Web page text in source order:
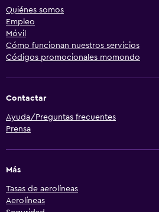
Quiénes somos
Empleo
Móvil
Cómo funcionan nuestros servicios
Códigos promocionales momondo
Contactar
Ayuda/Preguntas frecuentes
Prensa
Más
Tasas de aerolíneas
Aerolíneas